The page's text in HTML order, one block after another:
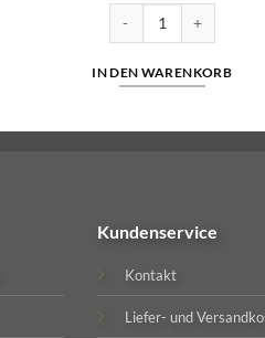
IN DEN WARENKORB
Kundenservice
Kontakt
Liefer- und